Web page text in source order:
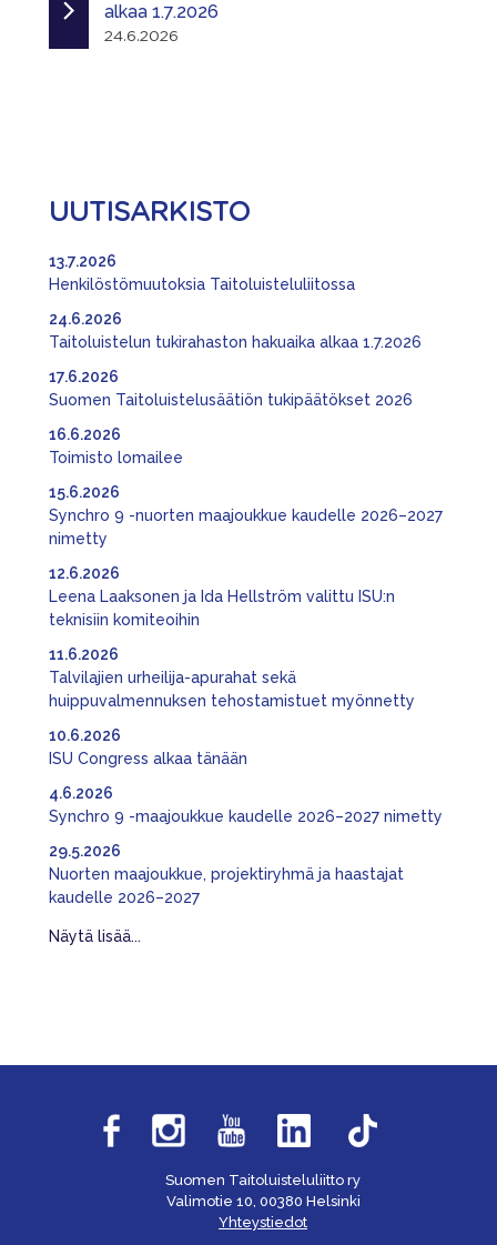
alkaa 1.7.2026
24.6.2026
UUTISARKISTO
Henkilöstömuutoksia Taitoluisteluliitossa
13.7.2026
Taitoluistelun tukirahaston hakuaika alkaa 1.7.2026
24.6.2026
Suomen Taitoluistelusäätiön tukipäätökset 2026
17.6.2026
Toimisto lomailee
16.6.2026
Synchro 9 -nuorten maajoukkue kaudelle 2026–2027
nimetty
15.6.2026
Leena Laaksonen ja Ida Hellström valittu ISU:n
teknisiin komiteoihin
12.6.2026
Talvilajien urheilija-apurahat sekä
huippuvalmennuksen tehostamistuet myönnetty
11.6.2026
ISU Congress alkaa tänään
10.6.2026
Synchro 9 -maajoukkue kaudelle 2026–2027 nimetty
4.6.2026
Nuorten maajoukkue, projektiryhmä ja haastajat
kaudelle 2026–2027
29.5.2026
Näytä lisää...
Suomen Taitoluisteluliitto ry
Valimotie 10, 00380 Helsinki
Yhteystiedot